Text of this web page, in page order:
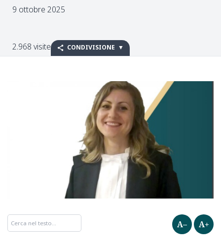
9 ottobre 2025
2.968 visite CONDIVISIONE
A– A+